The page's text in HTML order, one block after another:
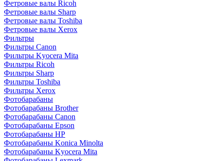
Фетровые валы Ricoh
Фетровые валы Sharp
Фетровые валы Toshiba
Фетровые валы Xerox
Фильтры
Фильтры Canon
Фильтры Kyocera Mita
Фильтры Ricoh
Фильтры Sharp
Фильтры Toshiba
Фильтры Xerox
Фотобарабаны
Фотобарабаны Brother
Фотобарабаны Canon
Фотобарабаны Epson
Фотобарабаны HP
Фотобарабаны Konica Minolta
Фотобарабаны Kyocera Mita